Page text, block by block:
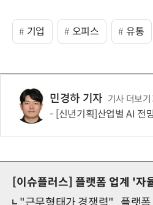
기업 오피스 유통
민경하 기자 기사 더보기
[신년기획]산업별 AI 전망 - 플랫폼
[이슈플러스] 플랫폼 업계 '자